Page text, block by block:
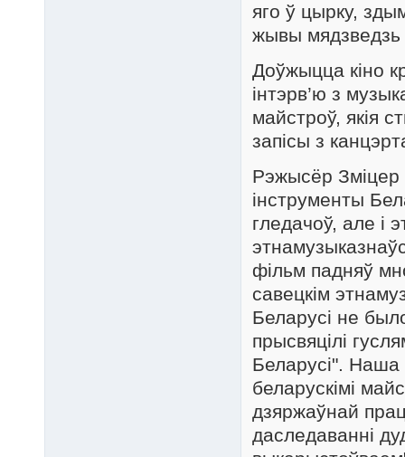
яго ў цырку,
жывы мядзведзь
Доўжыцца кіно
інтэрв’ю з
майстроў, якія
запісы з
Рэжысёр Зміцер
інструменты
гледачоў, але і
фільм падняў
савецкім
Беларусі не
прысвяцілі
Беларусі". Наша
беларускімі
дзяржаўнай
даследаванні